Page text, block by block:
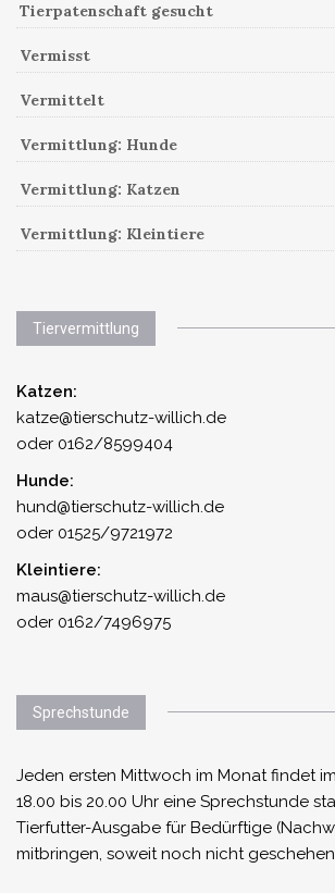
Tierpatenschaft gesucht
Vermisst
Vermittelt
Vermittlung: Hunde
Vermittlung: Katzen
Vermittlung: Kleintiere
Tiervermittlung
Katzen:
katze@tierschutz-willich.de
oder 0162/8599404
Hunde:
hund@tierschutz-willich.de
oder 01525/9721972
Kleintiere:
maus@tierschutz-willich.de
oder 0162/7496975
Sprechstunde
Jeden ersten Mittwoch im Monat findet
18.00 bis 20.00 Uhr eine Sprechstunde
Tierfutter-Ausgabe für Bedürftige
mitbringen, soweit noch nicht